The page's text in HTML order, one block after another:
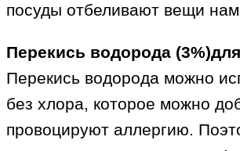
посуды отбеливают вещи
Перекись водорода
Перекись водорода можно
без хлора, которое можно
провоцируют аллергию.